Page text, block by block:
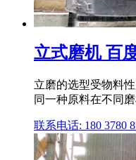
立式磨机 百
立磨的选型受物料
同一种原料在不同
联系电话: 180 3780